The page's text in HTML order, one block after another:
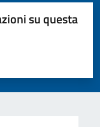
su questa